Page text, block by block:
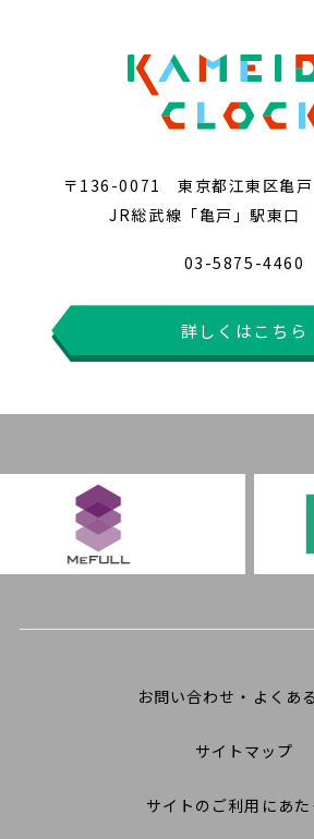
〒136-0071 東京都江東区亀戸
JR総武線「亀戸」駅東
03-5875-4460
詳しくはこちら
お問い合わせ・よくあ
サイトマップ
サイトのご利用にあた